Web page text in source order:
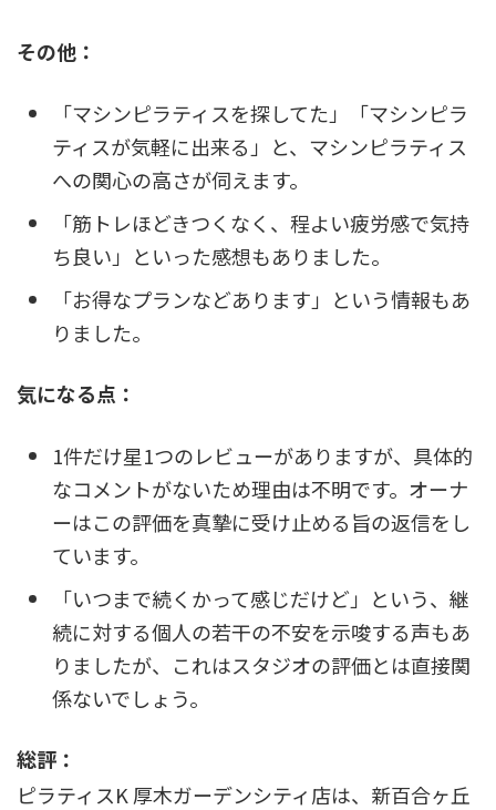
その他：
「マシンピラティスを探してた」「マシンピラ
ティスが気軽に出来る」と、マシンピラティス
への関心の高さが伺えます。
「筋トレほどきつくなく、程よい疲労感で気持
ち良い」といった感想もありました。
「お得なプランなどあります」という情報もあ
りました。
気になる点：
1件だけ星1つのレビューがありますが、具体的
なコメントがないため理由は不明です。オーナ
ーはこの評価を真摯に受け止める旨の返信をし
ています。
「いつまで続くかって感じだけど」という、継
続に対する個人の若干の不安を示唆する声もあ
りましたが、これはスタジオの評価とは直接関
係ないでしょう。
総評：
ピラティスK 厚木ガーデンシティ店は、新百合ヶ丘